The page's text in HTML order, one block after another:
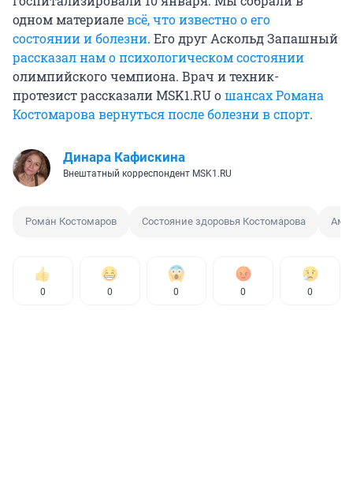
одном материалевсё, что известно о его
состоянии и болезни. Его друг Аскольд Запашный
рассказал нам о психологическом состоянии
олимпийского чемпиона. Врач и техник-
протезист рассказали MSK1.RU ошансах Романа
Костомарова вернуться после болезни в спорт.
Динара Кафискина
Внештатный корреспондент MSK1.RU
Роман Костомаров Состояние здоровья Костомарова
0 0 0 0 0